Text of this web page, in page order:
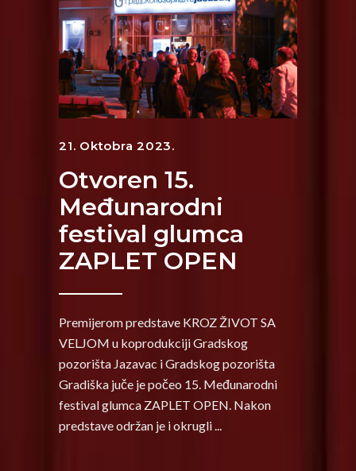
21. Oktobra 2023.
Otvoren 15.
Međunarodni
festival glumca
ZAPLET OPEN
Premijerom predstave KROZ ŽIVOT SA
VELJOM u koprodukciji Gradskog
pozorišta Jazavac i Gradskog pozorišta
Gradiška juče je počeo 15. Međunarodni
festival glumca ZAPLET OPEN. Nakon
predstave održan je i okrugli